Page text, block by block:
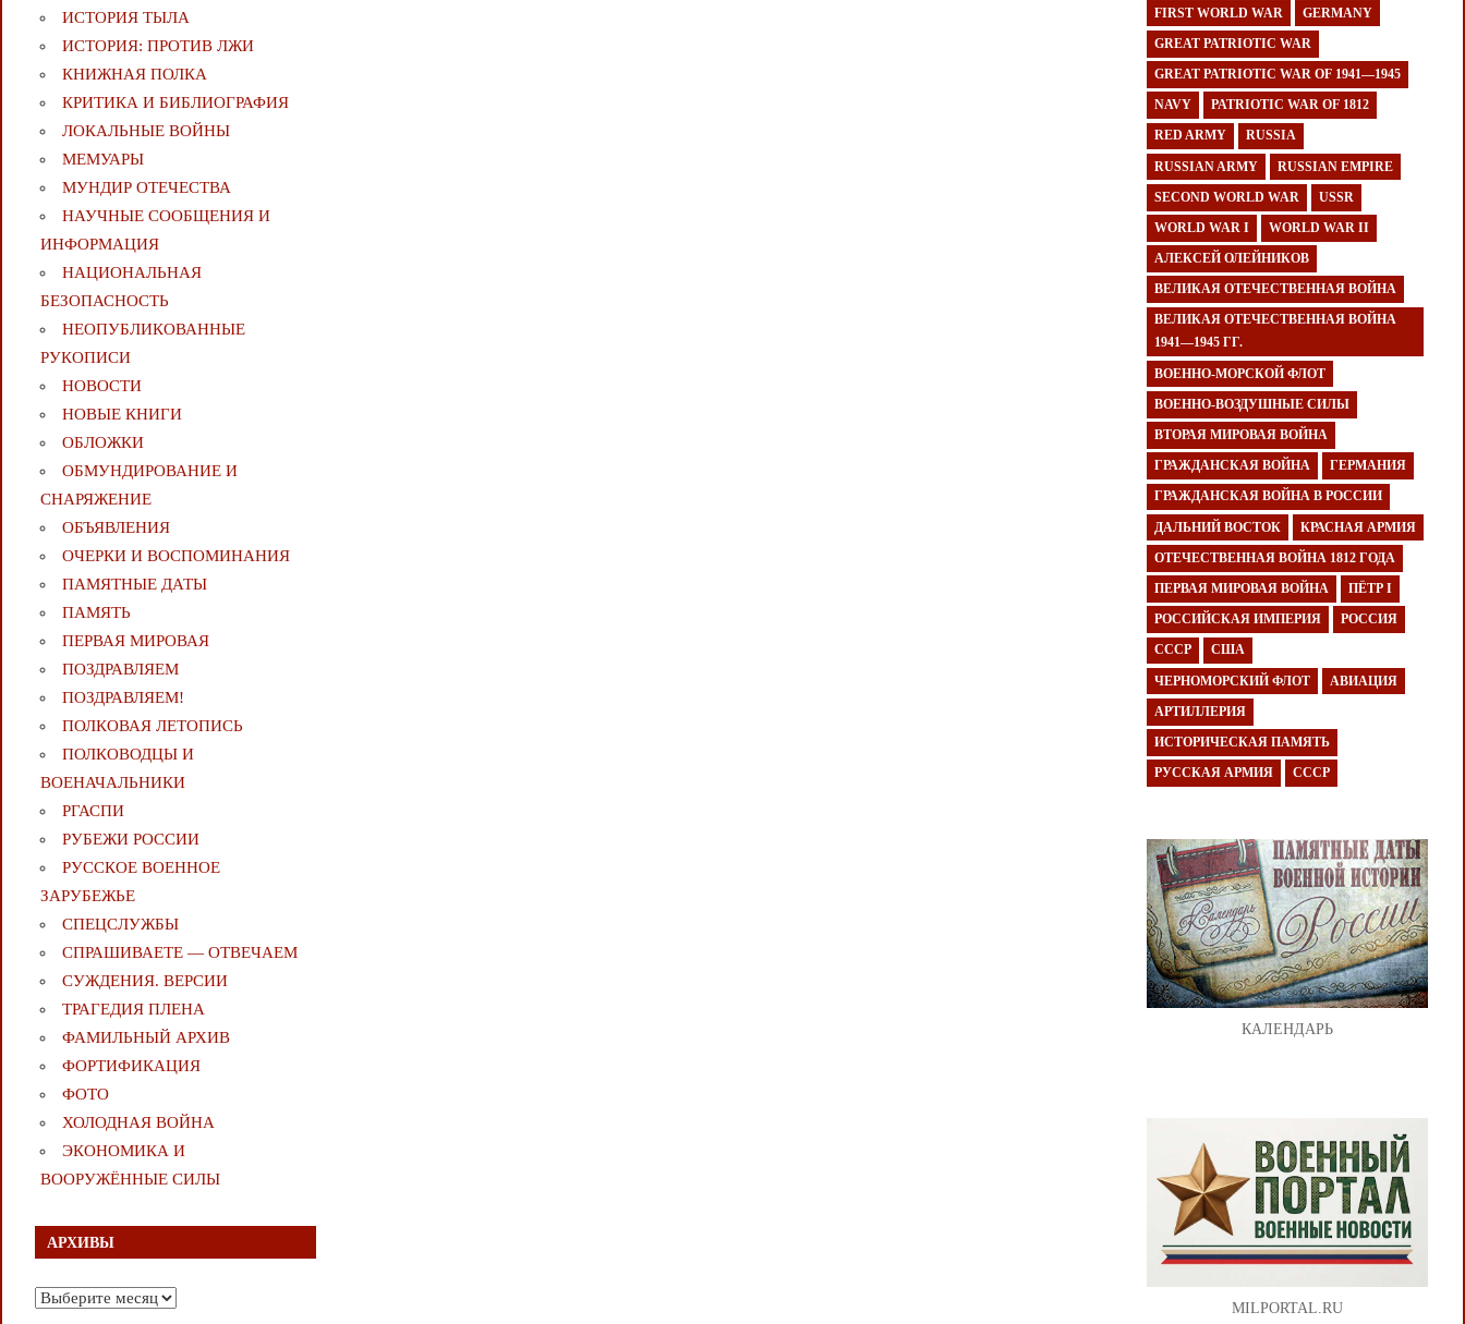
ИСТОРИЯ ТЫЛА
ИСТОРИЯ: ПРОТИВ ЛЖИ
КНИЖНАЯ ПОЛКА
КРИТИКА И БИБЛИОГРАФИЯ
ЛОКАЛЬНЫЕ ВОЙНЫ
МЕМУАРЫ
МУНДИР ОТЕЧЕСТВА
НАУЧНЫЕ СООБЩЕНИЯ И
ИНФОРМАЦИЯ
НАЦИОНАЛЬНАЯ
БЕЗОПАСНОСТЬ
НЕОПУБЛИКОВАННЫЕ
РУКОПИСИ
НОВОСТИ
НОВЫЕ КНИГИ
ОБЛОЖКИ
ОБМУНДИРОВАНИЕ И
СНАРЯЖЕНИЕ
ОБЪЯВЛЕНИЯ
ОЧЕРКИ И ВОСПОМИНАНИЯ
ПАМЯТНЫЕ ДАТЫ
ПАМЯТЬ
ПЕРВАЯ МИРОВАЯ
ПОЗДРАВЛЯЕМ
ПОЗДРАВЛЯЕМ!
ПОЛКОВАЯ ЛЕТОПИСЬ
ПОЛКОВОДЦЫ И
ВОЕНАЧАЛЬНИКИ
РГАСПИ
РУБЕЖИ РОССИИ
РУССКОЕ ВОЕННОЕ
ЗАРУБЕЖЬЕ
СПЕЦСЛУЖБЫ
СПРАШИВАЕТЕ — ОТВЕЧАЕМ
СУЖДЕНИЯ. ВЕРСИИ
ТРАГЕДИЯ ПЛЕНА
ФАМИЛЬНЫЙ АРХИВ
ФОРТИФИКАЦИЯ
ФОТО
ХОЛОДНАЯ ВОЙНА
ЭКОНОМИКА И
ВООРУЖЁННЫЕ СИЛЫ
АРХИВЫ
Архивы
FIRST WORLD WAR GERMANY
GREAT PATRIOTIC WAR
GREAT PATRIOTIC WAR OF 1941—1945
NAVY PATRIOTIC WAR OF 1812
RED ARMY RUSSIA
RUSSIAN ARMY RUSSIAN EMPIRE
SECOND WORLD WAR USSR
WORLD WAR I WORLD WAR II
АЛЕКСЕЙ ОЛЕЙНИКОВ
ВЕЛИКАЯ ОТЕЧЕСТВЕННАЯ ВОЙНА
ВЕЛИКАЯ ОТЕЧЕСТВЕННАЯ ВОЙНА
1941—1945 ГГ.
ВОЕННО-МОРСКОЙ ФЛОТ
ВОЕННО-ВОЗДУШНЫЕ СИЛЫ
ВТОРАЯ МИРОВАЯ ВОЙНА
ГРАЖДАНСКАЯ ВОЙНА ГЕРМАНИЯ
ГРАЖДАНСКАЯ ВОЙНА В РОССИИ
ДАЛЬНИЙ ВОСТОК КРАСНАЯ АРМИЯ
ОТЕЧЕСТВЕННАЯ ВОЙНА 1812 ГОДА
ПЕРВАЯ МИРОВАЯ ВОЙНА ПЁТР I
РОССИЙСКАЯ ИМПЕРИЯ РОССИЯ
СССР США
ЧЕРНОМОРСКИЙ ФЛОТ АВИАЦИЯ
АРТИЛЛЕРИЯ
ИСТОРИЧЕСКАЯ ПАМЯТЬ
РУССКАЯ АРМИЯ СССР
КАЛЕНДАРЬ
MILPORTAL.RU